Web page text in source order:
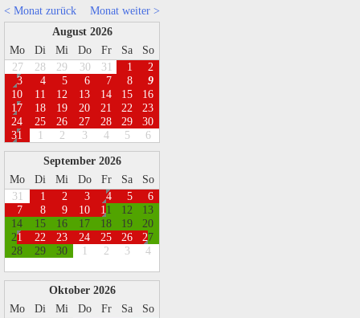
< Monat zurück
Monat weiter >
August 2026
Mo
Di Mi Do Fr Sa
So
27
28 29 30 31 1
2
3
4 5 6 7 8
9
10 11 12 13 14 15 16
17 18 19 20 21 22 23
24 25 26 27 28 29 30
31 1 2 3 4 5
6
September 2026
Mo
Di Mi Do Fr Sa
So
31
1 2 3 4 5
6
7
8 9 10 11 12 13
14 15 16 17 18 19 20
21 22 23 24 25 26 27
28 29 30 1 2 3 4
Oktober 2026
Mo
Di Mi Do Fr Sa
So